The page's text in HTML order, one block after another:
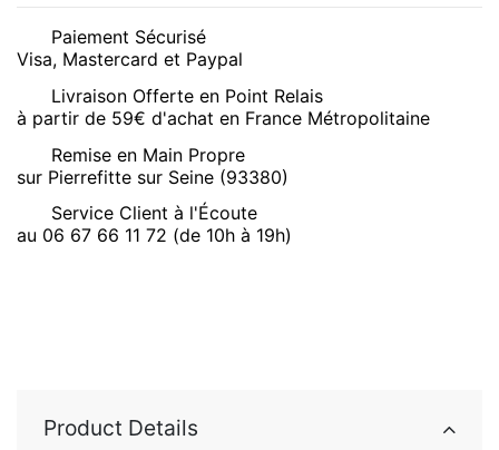
Paiement Sécurisé
Visa, Mastercard et Paypal
Livraison Offerte en Point Relais
à partir de 59€ d'achat en France Métropolitaine
Remise en Main Propre
sur Pierrefitte sur Seine (93380)
Service Client à l'Écoute
au 06 67 66 11 72 (de 10h à 19h)
Product Details